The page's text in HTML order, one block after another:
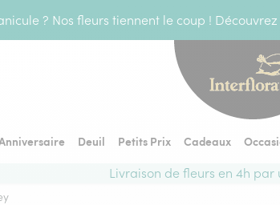
? Nos fleurs tiennent le coup !
Deuil Petits Prix Cadeaux
Livraison de fleurs en 4h